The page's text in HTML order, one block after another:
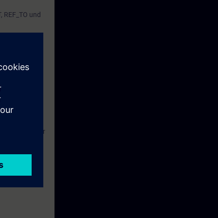
die
und
Woche vor
Learning